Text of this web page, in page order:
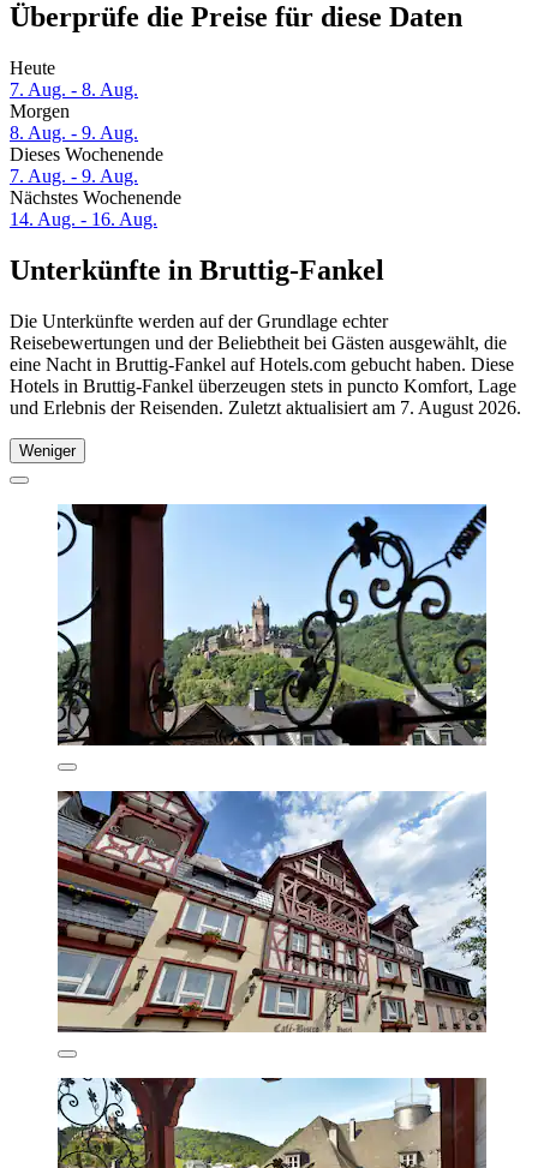
Überprüfe die Preise für diese Daten
Heute
7. Aug. - 8. Aug.
Morgen
8. Aug. - 9. Aug.
Dieses Wochenende
7. Aug. - 9. Aug.
Nächstes Wochenende
14. Aug. - 16. Aug.
Unterkünfte in Bruttig-Fankel
Die Unterkünfte werden auf der Grundlage echter
Reisebewertungen und der Beliebtheit bei Gästen ausgewählt, die
eine Nacht in Bruttig-Fankel auf Hotels.com gebucht haben. Diese
Hotels in Bruttig-Fankel überzeugen stets in puncto Komfort, Lage
und Erlebnis der Reisenden. Zuletzt aktualisiert am 7. August 2026.
Weniger